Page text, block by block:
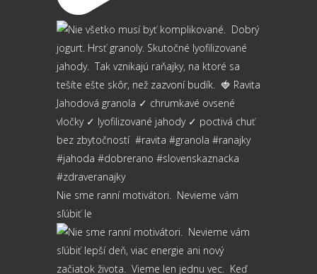
Nie sme ranní motivátori.⁠ ⁠ Nevieme vám
sľúbiť le